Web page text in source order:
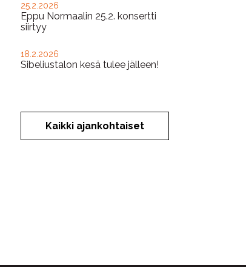
25.2.2026
Eppu Normaalin 25.2. konsertti
siirtyy
18.2.2026
Sibeliustalon kesä tulee jälleen!
Kaikki ajankohtaiset